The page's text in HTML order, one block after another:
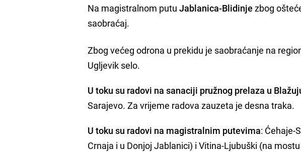
Na magistralnom putuJablanica-Blidinje zbog
saobraćaj.
Zbog većeg odrona u prekidu je saobraćanje na
Ugljevik selo.
U toku su radovi na sanaciji pružnog prelaza u
Sarajevo. Za vrijeme radova zauzeta je desna traka.
U toku su radovi na magistralnim putevima: Ćehaje-
Crnaja i u Donjoj Jablanici) i Vitina-Ljubuški (na